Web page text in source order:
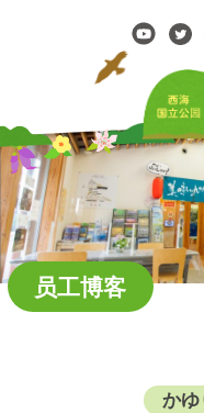
员工博客
かゆ